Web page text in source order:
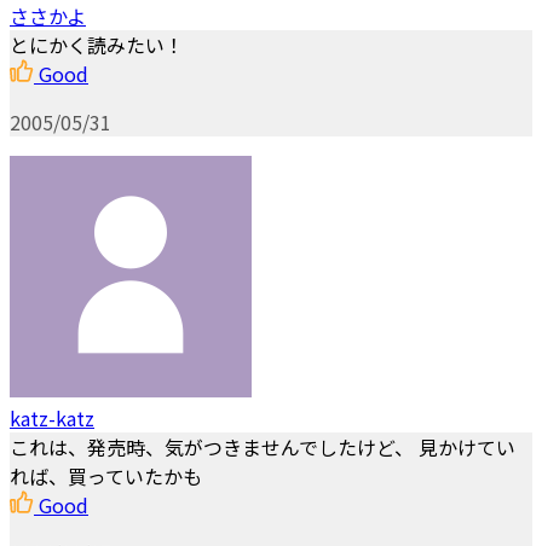
ささかよ
とにかく読みたい！
Good
2005/05/31
katz-katz
これは、発売時、気がつきませんでしたけど、 見かけてい
れば、買っていたかも
Good